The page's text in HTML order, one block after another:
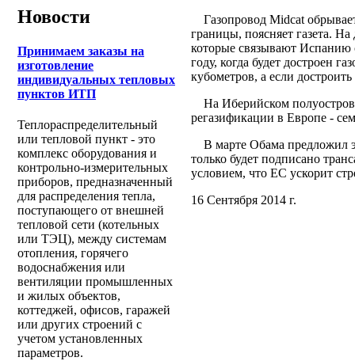
Новости
Принимаем заказы на
изготовление
индивидуальных тепловых
пунктов ИТП
Теплораспределительный
или тепловой пункт - это
комплекс оборудования и
контрольно-измерительных
приборов, предназначенный
для распределения тепла,
поступающего от внешней
тепловой сети (котельных
или ТЭЦ), между системам
отопления, горячего
водоснабжения или
вентиляции промышленных
и жилых объектов,
коттеджей, офисов, гаражей
или других строений с
учетом установленных
параметров.
Газопровод Midcat
границы, поясняет газета.
которые связывают Испанию
году, когда будет достроен
кубометров, а если
На Иберийском
регазификации в Европе -
В марте Обама предложил
только будет подписано
условием, что ЕС ускорит
16 Сентября 2014 г.